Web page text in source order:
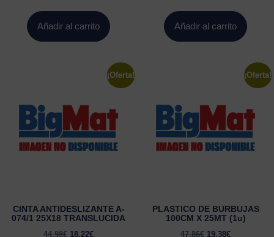
Añadir al carrito Añadir al carrito
¡Oferta!
CINTA ANTIDESLIZANTE A-
074/1 25X18 TRANSLUCIDA
44.98€ 18.22€
¡Oferta!
PLASTICO DE BURBUJAS
100CM X 25MT (1u)
47.86€ 19.38€